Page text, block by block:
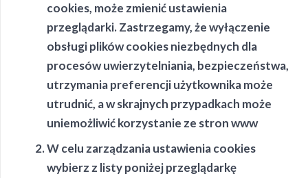
cookies, może zmienić ustawienia
przeglądarki. Zastrzegamy, że wyłączenie
obsługi plików cookies niezbędnych dla
procesów uwierzytelniania, bezpieczeństwa,
utrzymania preferencji użytkownika może
utrudnić, a w skrajnych przypadkach może
uniemożliwić korzystanie ze stron www
W celu zarządzania ustawienia cookies
wybierz z listy poniżej przeglądarkę